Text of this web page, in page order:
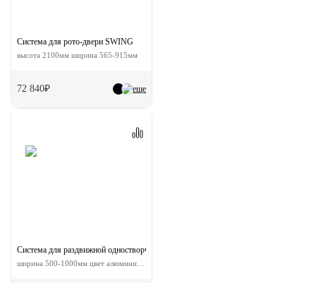
еще
Система для рото-двери SWING
высота 2100мм ширина 565-915мм
72 840₽
Система для раздвижной одностворчатой двери ESTHETIC с доводчиками